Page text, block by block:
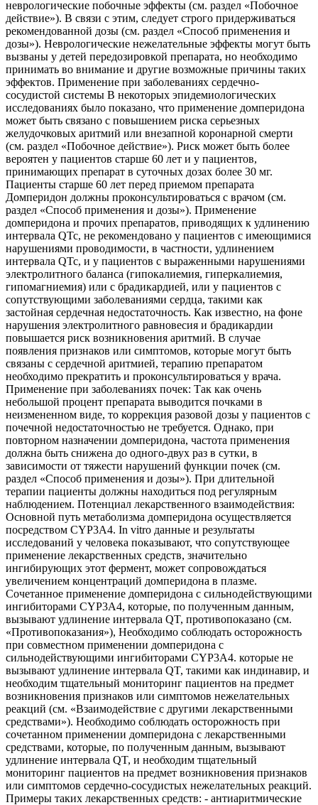
неврологические побочные эффекты (см. раздел «Побочное
действие»). В связи с этим, следует строго придерживаться
рекомендованной дозы (см. раздел «Способ применения и
дозы»). Неврологические нежелательные эффекты могут быть
вызваны у детей передозировкой препарата, но необходимо
принимать во внимание и другие возможные причины таких
эффектов. Применение при заболеваниях сердечно-
сосудистой системы В некоторых эпидемиологических
исследованиях было показано, что применение домперидона
может быть связано с повышением риска серьезных
желудочковых аритмий или внезапной коронарной смерти
(см. раздел «Побочное действие»). Риск может быть более
вероятен у пациентов старше 60 лет и у пациентов,
принимающих препарат в суточных дозах более 30 мг.
Пациенты старше 60 лет перед приемом препарата
Домперидон должны проконсультироваться с врачом (см.
раздел «Способ применения и дозы»). Применение
домперидона и прочих препаратов, приводящих к удлинению
интервала QTc, не рекомендовано у пациентов с имеющимися
нарушениями проводимости, в частности, удлинением
интервала QTc, и у пациентов с выраженными нарушениями
электролитного баланса (гипокалиемия, гиперкалиемия,
гипомагниемия) или с брадикардией, или у пациентов с
сопутствующими заболеваниями сердца, такими как
застойная сердечная недостаточность. Как известно, на фоне
нарушения электролитного равновесия и брадикардии
повышается риск возникновения аритмий. В случае
появления признаков или симптомов, которые могут быть
связаны с сердечной аритмией, терапию препаратом
необходимо прекратить и проконсультироваться у врача.
Применение при заболеваниях почек: Так как очень
небольшой процент препарата выводится почками в
неизмененном виде, то коррекция разовой дозы у пациентов с
почечной недостаточностью не требуется. Однако, при
повторном назначении домперидона, частота применения
должна быть снижена до одного-двух раз в сутки, в
зависимости от тяжести нарушений функции почек (см.
раздел «Способ применения и дозы»). При длительной
терапии пациенты должны находиться под регулярным
наблюдением. Потенциал лекарственного взаимодействия:
Основной путь метаболизма домперидона осуществляется
посредством CYP3A4. In vitro данные и результаты
исследований у человека показывают, что сопутствующее
применение лекарственных средств, значительно
ингибирующих этот фермент, может сопровождаться
увеличением концентраций домперидона в плазме.
Сочетанное применение домперидона с сильнодействующими
ингибиторами CYP3A4, которые, по полученным данным,
вызывают удлинение интервала QT, противопоказано (см.
«Противопоказания»), Необходимо соблюдать осторожность
при совместном применении домперидона с
сильнодействующими ингибиторами CYP3A4. которые не
вызывают удлинение интервала QT, такими как индинавир, и
необходим тщательный мониторинг пациентов на предмет
возникновения признаков или симптомов нежелательных
реакций (см. «Взаимодействие с другими лекарственными
средствами»). Необходимо соблюдать осторожность при
сочетанном применении домперидона с лекарственными
средствами, которые, по полученным данным, вызывают
удлинение интервала QT, и необходим тщательный
мониторинг пациентов на предмет возникновения признаков
или симптомов сердечно-сосудистых нежелательных реакций.
Примеры таких лекарственных средств: - антиаритмические